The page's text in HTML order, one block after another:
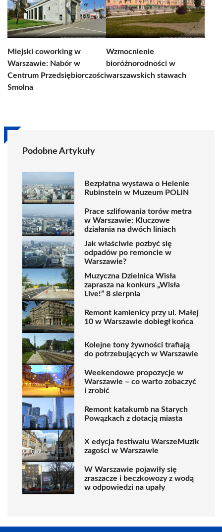
Miejski coworking w
Warszawie: Nabór w
Centrum Przedsiębiorczości
Smolna
Wzmocnienie
bioróżnorodności w
warszawskich stawach
Podobne Artykuły
Bezpłatna wystawa o Helenie
Rubinstein w Muzeum POLIN
Prace szlifowania torów metra
w Warszawie: Kluczowe
działania na dwóch liniach
Jak właściwie pozbyć się
odpadów po remoncie w
Warszawie?
Muzyczna Dzielnica Wisła
zaprasza na konkurs „Wisła
Live!” 8 sierpnia
Remont kamienicy przy ul. Małej
10 w Warszawie dobiegł końca
Kolejne tony żywności trafiają
do potrzebujących w Warszawie
Weekendowe propozycje w
Warszawie – co warto zobaczyć
i zrobić
Remont katakumb na Starych
Powązkach z dotacją miasta
X edycja festiwalu WarszeMuzik
zagości w Warszawie
W Warszawie pojawiły się
zraszacze i beczkowozy z wodą
w odpowiedzi na upały